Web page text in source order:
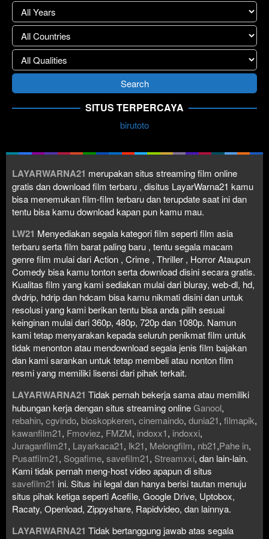
SITUS TERPERCAYA
birutoto
LAYARWARNA21 merupakan situs streaming film online
gratis dan download film terbaru , disitus LayarWarna21 kamu
bisa menemukan film-film terbaru dan terupdate saat ini dan
tentu bisa kamu download kapan pun kamu mau.
LW21 Menyediakan segala kategori film seperti film asia
terbaru serta film barat paling baru , tentu segala macam
genre film mulai dari Action , Crime , Thriller , Horror Ataupun
Comedy bisa kamu tonton serta download disini secara gratis.
Kualitas film yang kami sediakan mulai dari bluray, web-dl, hd,
dvdrip, hdrip dan hdcam bisa kamu nikmati disini dan untuk
resolusi yang kami berikan tentu bisa anda pilih sesuai
keinginan mulai dari 360p, 480p, 720p dan 1080p. Namun
kami tetap menyarakan kepada seluruh penikmat film untuk
tidak menonton atau mendownload segala jenis film bajakan
dan kami sarankan untuk tetap membeli atau nonton film
resmi yang memiliki lisensi dari pihak terkait.
LAYARWARNA21 Tidak pernah bekerja sama atau memiliki
hubungan kerja dengan situs streaming onlineGanool,
rebahin, cgvindo, bioskopkeren, cinemaindo, dunia21, filmapik,
kawanfilm21, Fmoviez, FMZM, indoxx1, indoxxi,
Juraganfilm21, Layarkaca21, lk21, Melongfilm, nb21,Pahe in,
Pusatfilm21, Sogafime, savefilm21, Streamxxi, dan lain-lain.
Kami tidak pernah meng-host video apapun di situs
savefilm21 ini. Situs ini legal dan hanya berisi tautan menuju
situs pihak ketiga seperti Acefile, Google Drive, Uptobox,
Racaty, Openload, Zippyshare, Rapidvideo, dan lainnya.
LAYARWARNA21 Tidak bertanggung jawab atas segala